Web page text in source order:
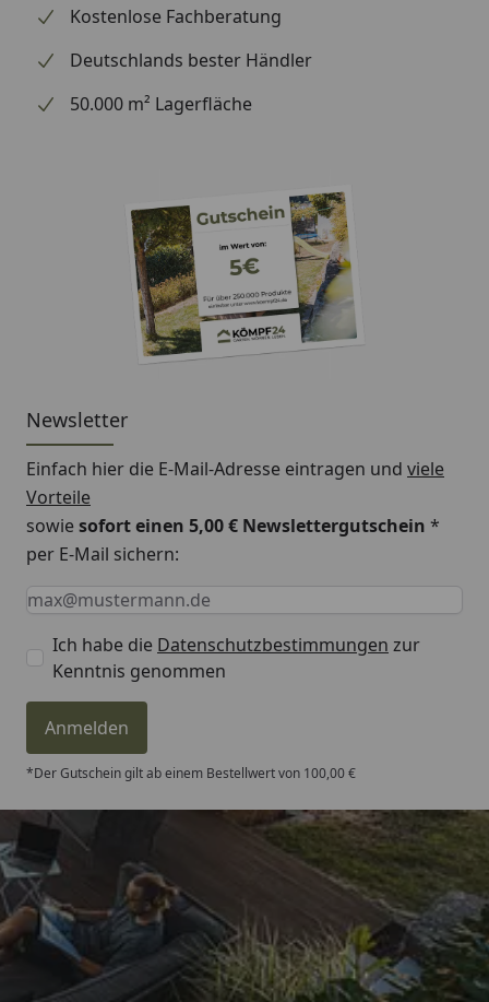
Kostenlose Fachberatung
Deutschlands bester Händler
50.000 m² Lagerfläche
Newsletter
Einfach hier die E-Mail-Adresse eintragen und viele
Vorteile
sowiesofort einen 5,00 € Newslettergutschein *
per E-Mail sichern:
Keine Eingabe erforderlich
Eingabe erforderlich
E-Mail *
Ich habe die Datenschutzbestimmungen zur
Kenntnis genommen
Anmelden
*Der Gutschein gilt ab einem Bestellwert von 100,00 €
Trusted Shops
4,81/ 5